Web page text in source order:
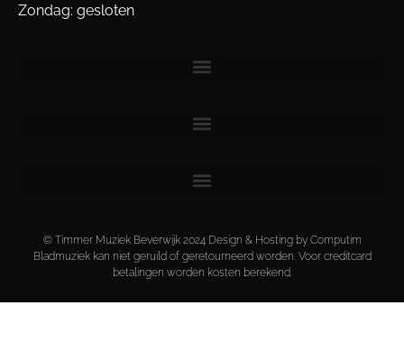
Zondag: gesloten
© Timmer Muziek Beverwijk 2024 Design & Hosting by Computim
Bladmuziek kan niet geruild of geretourneerd worden. Voor creditcard
betalingen worden kosten berekend.